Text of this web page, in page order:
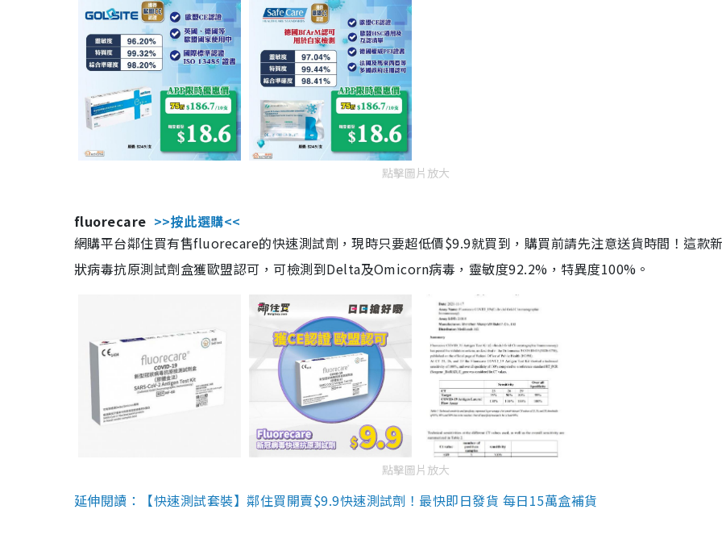
點擊圖片放大
fluorecare >>按此選購<<
網購平台鄰住買有售fluorecare的快速測試劑，現時只要超低價$9.9就買到，購買前請先注意送貨時間！這款
狀病毒抗原測試劑盒獲歐盟認可，可檢測到Delta及Omicorn病毒，靈敏度92.2%，特異度100%。
點擊圖片放大
延伸閱讀：【快速測試套裝】鄰住買開賣$9.9快速測試劑！最快即日發貨 每日15萬盒補貨